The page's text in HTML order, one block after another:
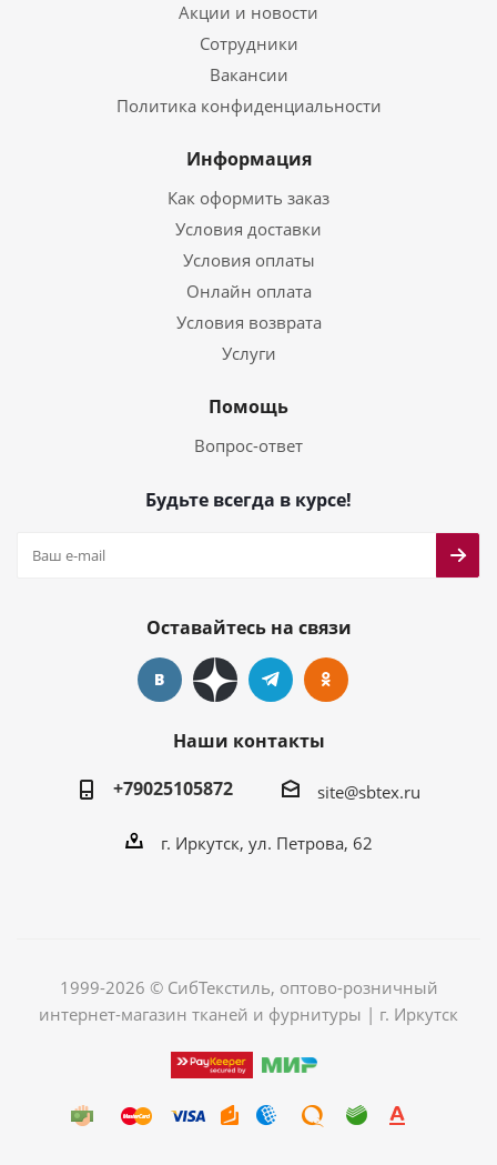
Акции и новости
Сотрудники
Вакансии
Политика конфиденциальности
Информация
Как оформить заказ
Условия доставки
Условия оплаты
Онлайн оплата
Условия возврата
Услуги
Помощь
Вопрос-ответ
Будьте всегда в курсе!
Оставайтесь на связи
Наши контакты
+79025105872
site@sbtex.ru
г. Иркутск, ул. Петрова, 62
1999-2026 © СибТекстиль, оптово-розничный
интернет-магазин тканей и фурнитуры | г. Иркутск